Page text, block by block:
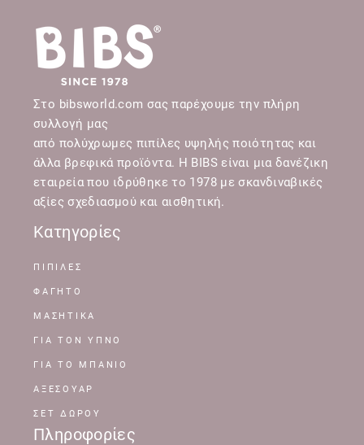
Στο bibsworld.com σας παρέχουμε την πλήρη
συλλογή μας
από πολύχρωμες πιπίλες υψηλής ποιότητας και
άλλα βρεφικά προϊόντα. Η BIBS είναι μια δανέζικη
εταιρεία που ιδρύθηκε το 1978 με σκανδιναβικές
αξίες σχεδιασμού και αισθητική.
Κατηγορίες
ΠΙΠΙΛΕΣ
ΦΑΓΗΤΟ
ΜΑΣΗΤΙΚΑ
ΓΙΑ ΤΟΝ ΥΠΝΟ
ΓΙΑ ΤΟ ΜΠΑΝΙΟ
ΑΞΕΣΟΥΑΡ
ΣΕΤ ΔΩΡΟΥ
Πληροφορίες